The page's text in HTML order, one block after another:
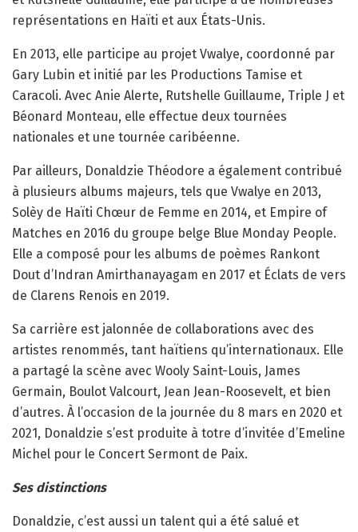
représentations en Haïti et aux États-Unis.
En 2013, elle participe au projet Vwalye, coordonné par
Gary Lubin et initié par les Productions Tamise et
Caracoli. Avec Anie Alerte, Rutshelle Guillaume, Triple J et
Béonard Monteau, elle effectue deux tournées
nationales et une tournée caribéenne.
Par ailleurs, Donaldzie Théodore a également contribué
à plusieurs albums majeurs, tels que Vwalye en 2013,
Solèy de Haïti Chœur de Femme en 2014, et Empire of
Matches en 2016 du groupe belge Blue Monday People.
Elle a composé pour les albums de poèmes Rankont
Dout d’Indran Amirthanayagam en 2017 et Éclats de vers
de Clarens Renois en 2019.
Sa carrière est jalonnée de collaborations avec des
artistes renommés, tant haïtiens qu’internationaux. Elle
a partagé la scène avec Wooly Saint-Louis, James
Germain, Boulot Valcourt, Jean Jean-Roosevelt, et bien
d’autres. À l’occasion de la journée du 8 mars en 2020 et
2021, Donaldzie s’est produite à totre d’invitée d’Emeline
Michel pour le Concert Sermont de Paix.
Ses distinctions
Donaldzie, c’est aussi un talent qui a été salué et